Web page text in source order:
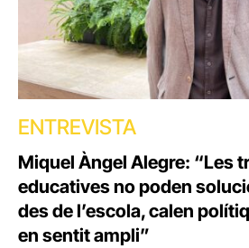
ENTREVISTA
Miquel Àngel Alegre: “Les
educatives no poden
des de l’escola, calen
en sentit ampli”